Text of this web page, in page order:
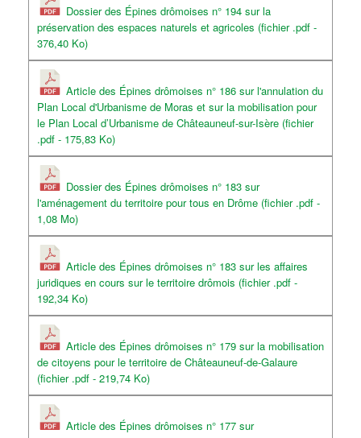
Dossier des Épines drômoises n° 194 sur la
préservation des espaces naturels et agricoles (fichier .pdf -
376,40 Ko)
Article des Épines drômoises n° 186 sur l'annulation du
Plan Local d'Urbanisme de Moras et sur la mobilisation pour
le Plan Local d’Urbanisme de Châteauneuf-sur-Isère (fichier
.pdf - 175,83 Ko)
Dossier des Épines drômoises n° 183 sur
l'aménagement du territoire pour tous en Drôme (fichier .pdf -
1,08 Mo)
Article des Épines drômoises n° 183 sur les affaires
juridiques en cours sur le territoire drômois (fichier .pdf -
192,34 Ko)
Article des Épines drômoises n° 179 sur la mobilisation
de citoyens pour le territoire de Châteauneuf-de-Galaure
(fichier .pdf - 219,74 Ko)
Article des Épines drômoises n° 177 sur